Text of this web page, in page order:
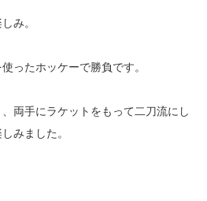
み。
ったホッケーで勝負です。
両手にラケットをもって二刀流にし
みました。